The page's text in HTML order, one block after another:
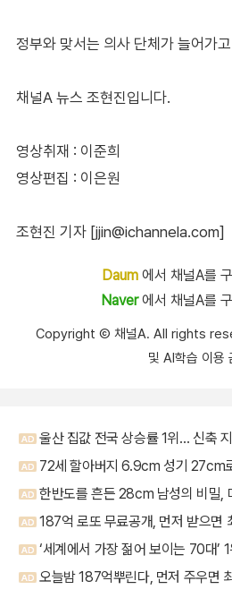
정부와 맞서는 의사 단체가 늘어가
채널A 뉴스 조현진입니다.
영상취재 : 이준희
영상편집 : 이은원
조현진 기자 [jjin@ichannela.com]
Daum에서 채널A를
Naver에서 채널A를
Copyright Ⓒ 채널A. All rights
및 AI학습 이용